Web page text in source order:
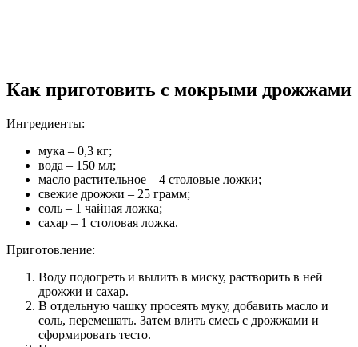
Как приготовить с мокрыми дрожжами
Ингредиенты:
мука – 0,3 кг;
вода – 150 мл;
масло растительное – 4 столовые ложки;
свежие дрожжи – 25 грамм;
соль – 1 чайная ложка;
сахар – 1 столовая ложка.
Приготовление:
Воду подогреть и вылить в миску, растворить в ней
дрожжи и сахар.
В отдельную чашку просеять муку, добавить масло и
соль, перемешать. Затем влить смесь с дрожжами и
сформировать тесто.